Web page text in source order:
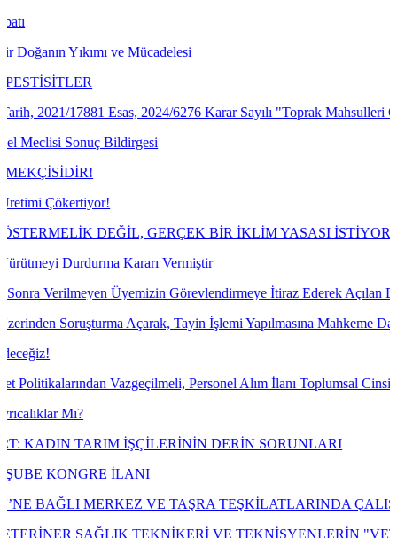
ve Mücadelesi
Esas, 2024/6276 Karar Sayılı "Toprak Mahsulleri Ofisi Genel
Bildirgesi
GERÇEK BİR İKLİM YASASI İSTİYORUZ!
Kararı Vermiştir
Üyemizin Görevlendirmeye İtiraz Ederek Açılan Dava Konusu
Açarak, Tayin İşlemi Yapılmasına Mahkeme Dava Konusu
Vazgeçilmeli, Personel Alım İlanı Toplumsal Cinsiyet Eşitliği
İŞÇİLERİNİN DERİN SORUNLARI
İLANI
VE TAŞRA TEŞKİLATLARINDA ÇALIŞAN
TEKNİKERİ VE TEKNİSYENLERİN "VETERİNER